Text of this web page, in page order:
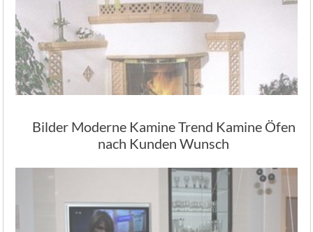
Bilder Moderne Kamine Trend Kamine Öfen
nach Kunden Wunsch